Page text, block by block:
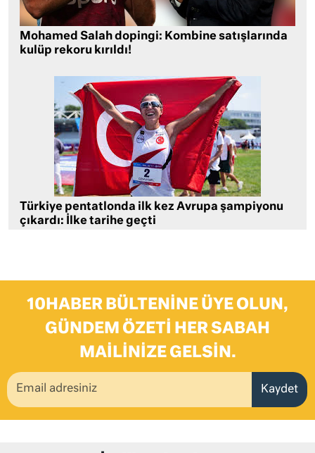
Mohamed Salah dopingi: Kombine satışlarında
kulüp rekoru kırıldı!
Türkiye pentatlonda ilk kez Avrupa şampiyonu
çıkardı: İlke tarihe geçti
10HABER BÜLTENINE ÜYE OLUN,
GÜNDEM ÖZETI HER SABAH
MAILINIZE GELSIN.
Kaydet